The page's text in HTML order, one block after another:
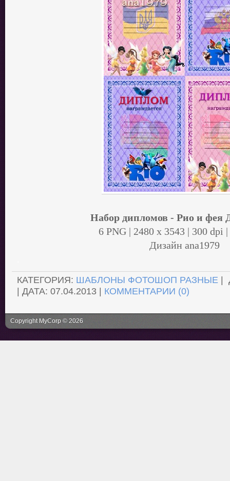
Набор дипломов - Рио и фея
6 PNG | 2480 x 3543 | 300 dpi
Дизайн аnа1979
КАТЕГОРИЯ: ШАБЛОНЫ ФОТОШОП РАЗНЫЕ |
| ДАТА: 07.04.2013 | КОММЕНТАРИИ (0)
Copyright MyCorp © 2026